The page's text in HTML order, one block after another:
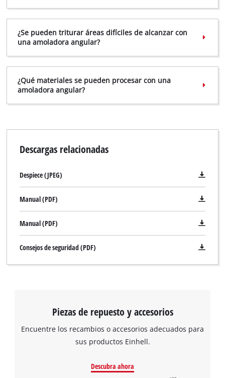
¿Se pueden triturar áreas difíciles de alcanzar con
una amoladora angular?
¿Qué materiales se pueden procesar con una
amoladora angular?
Descargas relacionadas
Despiece (JPEG)
Manual (PDF)
Manual (PDF)
Consejos de seguridad (PDF)
Piezas de repuesto y accesorios
Encuentre los recambios o accesorios adecuados para
sus productos Einhell.
Descubra ahora